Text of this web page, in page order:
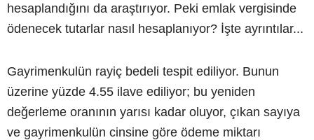
hesaplandığını da araştırıyor. Peki emlak vergisinde
ödenecek tutarlar nasıl hesaplanıyor? İşte ayrıntılar...
Gayrimenkulün rayiç bedeli tespit ediliyor. Bunun
üzerine yüzde 4.55 ilave ediliyor; bu yeniden
değerleme oranının yarısı kadar oluyor, çıkan sayıya
ve gayrimenkulün cinsine göre ödeme miktarı